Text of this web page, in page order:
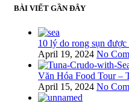
BÀI VIẾT GẦN ĐÂY
10 lý do rong sụn
April 19, 2024 No
Văn Hóa Food Tour –
April 15, 2024 No